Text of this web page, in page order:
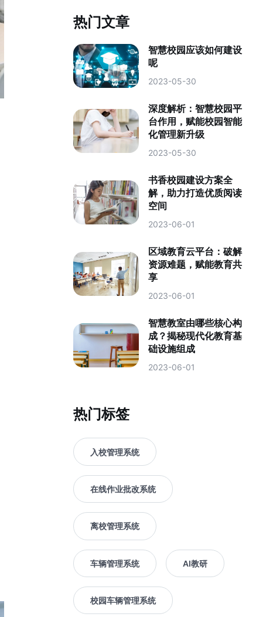
热门文章
智慧校园应该如何建设
呢
2023-05-30
深度解析：智慧校园平
台作用，赋能校园智能
化管理新升级
2023-05-30
书香校园建设方案全
解，助力打造优质阅读
空间
2023-06-01
区域教育云平台：破解
资源难题，赋能教育共
享
2023-06-01
智慧教室由哪些核心构
成？揭秘现代化教育基
础设施组成
2023-06-01
热门标签
入校管理系统
在线作业批改系统
离校管理系统
车辆管理系统 AI教研
校园车辆管理系统